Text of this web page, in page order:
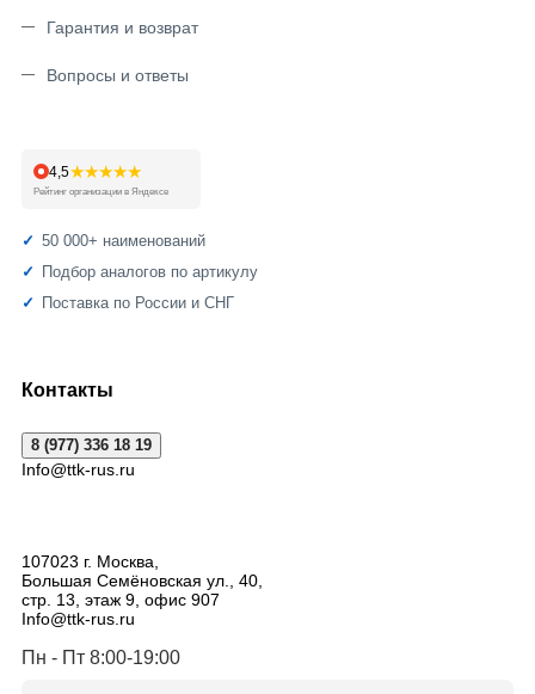
Гарантия и возврат
Вопросы и ответы
4,5★★★★★
Рейтинг организации в Яндексе
50 000+ наименований
Подбор аналогов по артикулу
Поставка по России и СНГ
Контакты
8 (977) 336 18 19
Info@ttk-rus.ru
107023 г. Москва,
Большая Семёновская ул., 40,
стр. 13, этаж 9, офис 907
Info@ttk-rus.ru
Пн - Пт 8:00-19:00